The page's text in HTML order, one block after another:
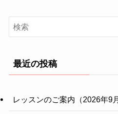
最近の投稿
レッスンのご案内（2026年9月